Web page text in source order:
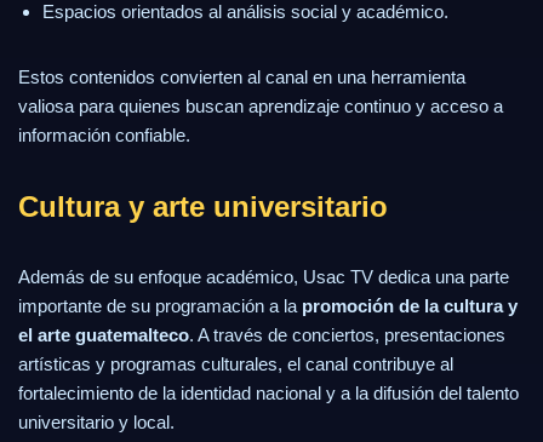
Espacios orientados al análisis social y académico.
Estos contenidos convierten al canal en una herramienta
valiosa para quienes buscan aprendizaje continuo y acceso a
información confiable.
Cultura y arte universitario
Además de su enfoque académico, Usac TV dedica una parte
importante de su programación a la promoción de la cultura y
el arte guatemalteco. A través de conciertos, presentaciones
artísticas y programas culturales, el canal contribuye al
fortalecimiento de la identidad nacional y a la difusión del talento
universitario y local.